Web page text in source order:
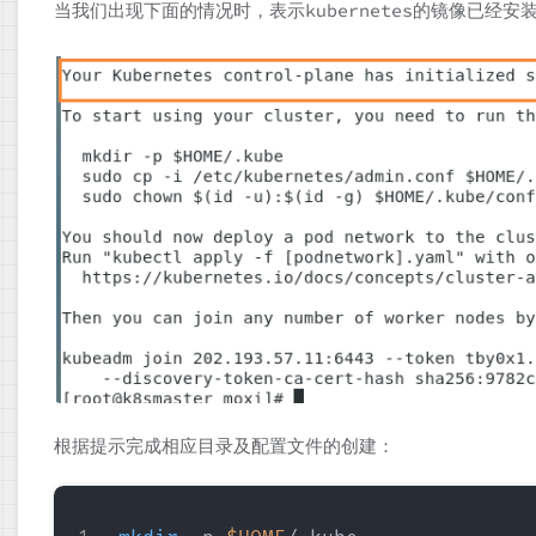
当我们出现下面的情况时，表示kubernetes的镜像已经安
根据提示完成相应目录及配置文件的创建：